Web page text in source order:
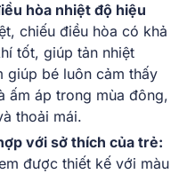
hòa nhiệt độ hiệu
chiếu điều hòa có khả
tốt, giúp tản nhiệt
giúp bé luôn cảm thấy
ấm áp trong mùa đông,
thoải mái.
với sở thích của trẻ:
được thiết kế với màu